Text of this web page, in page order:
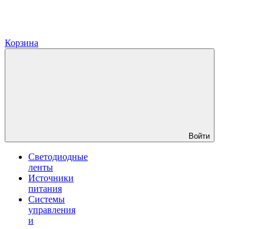
Корзина
Войти
Светодиодные
ленты
Источники
питания
Системы
управления
и